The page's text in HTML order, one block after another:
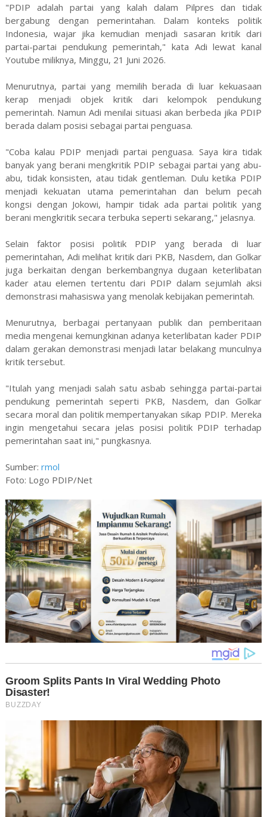
"PDIP adalah partai yang kalah dalam Pilpres dan tidak
bergabung dengan pemerintahan. Dalam konteks politik
Indonesia, wajar jika kemudian menjadi sasaran kritik dari
partai-partai pendukung pemerintah," kata Adi lewat kanal
Youtube miliknya, Minggu, 21 Juni 2026.
Menurutnya, partai yang memilih berada di luar kekuasaan
kerap menjadi objek kritik dari kelompok pendukung
pemerintah. Namun Adi menilai situasi akan berbeda jika PDIP
berada dalam posisi sebagai partai penguasa.
"Coba kalau PDIP menjadi partai penguasa. Saya kira tidak
banyak yang berani mengkritik PDIP sebagai partai yang abu-
abu, tidak konsisten, atau tidak gentleman. Dulu ketika PDIP
menjadi kekuatan utama pemerintahan dan belum pecah
kongsi dengan Jokowi, hampir tidak ada partai politik yang
berani mengkritik secara terbuka seperti sekarang," jelasnya.
Selain faktor posisi politik PDIP yang berada di luar
pemerintahan, Adi melihat kritik dari PKB, Nasdem, dan Golkar
juga berkaitan dengan berkembangnya dugaan keterlibatan
kader atau elemen tertentu dari PDIP dalam sejumlah aksi
demonstrasi mahasiswa yang menolak kebijakan pemerintah.
Menurutnya, berbagai pertanyaan publik dan pemberitaan
media mengenai kemungkinan adanya keterlibatan kader PDIP
dalam gerakan demonstrasi menjadi latar belakang munculnya
kritik tersebut.
"Itulah yang menjadi salah satu asbab sehingga partai-partai
pendukung pemerintah seperti PKB, Nasdem, dan Golkar
secara moral dan politik mempertanyakan sikap PDIP. Mereka
ingin mengetahui secara jelas posisi politik PDIP terhadap
pemerintahan saat ini," pungkasnya.
Sumber: rmol
Foto: Logo PDIP/Net